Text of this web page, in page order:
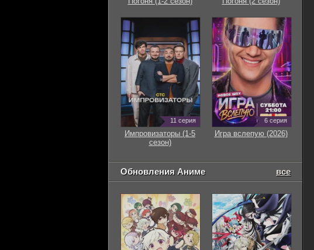
11 серия
Импровизаторы (1-5
сезон)
6 серия
Игра вслепую (2026)
Обновления Аниме все